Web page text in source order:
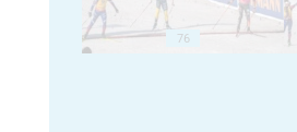
76